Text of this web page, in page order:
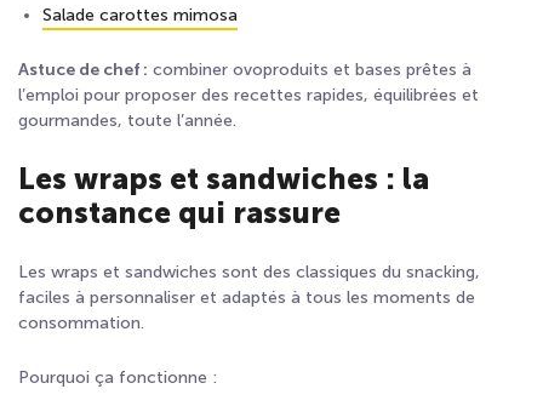
Salade carottes mimosa
Astuce de chef : combiner ovoproduits et bases prêtes à
l’emploi pour proposer des recettes rapides, équilibrées et
gourmandes, toute l’année.
Les wraps et sandwiches : la
constance qui rassure
Les wraps et sandwiches sont des classiques du snacking,
faciles à personnaliser et adaptés à tous les moments de
consommation.
Pourquoi ça fonctionne :